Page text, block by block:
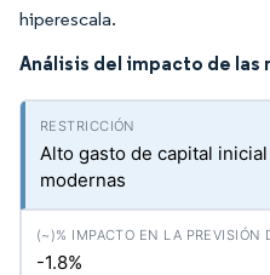
hiperescala.
Análisis del impacto de
Alto gasto de capital
modernas
-1.8%